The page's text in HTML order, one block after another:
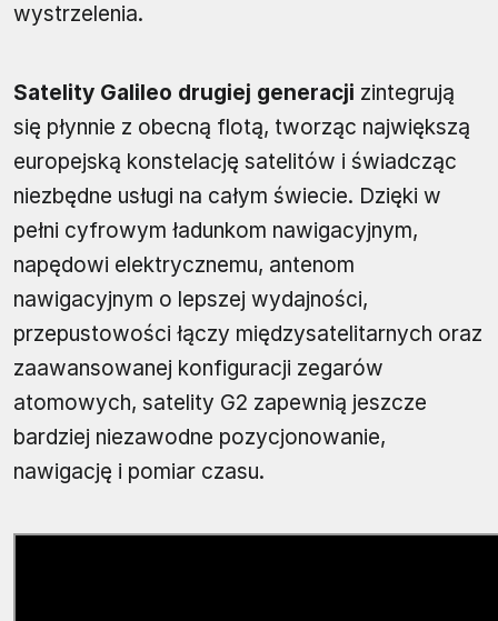
wystrzelenia.
Satelity Galileo drugiej generacji zintegrują
się płynnie z obecną flotą, tworząc największą
europejską konstelację satelitów i świadcząc
niezbędne usługi na całym świecie. Dzięki w
pełni cyfrowym ładunkom nawigacyjnym,
napędowi elektrycznemu, antenom
nawigacyjnym o lepszej wydajności,
przepustowości łączy międzysatelitarnych oraz
zaawansowanej konfiguracji zegarów
atomowych, satelity G2 zapewnią jeszcze
bardziej niezawodne pozycjonowanie,
nawigację i pomiar czasu.